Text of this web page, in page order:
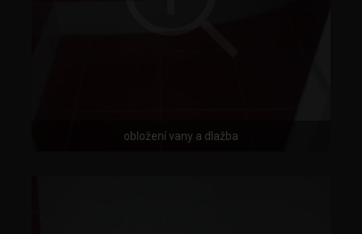
obložení vany a dlažba